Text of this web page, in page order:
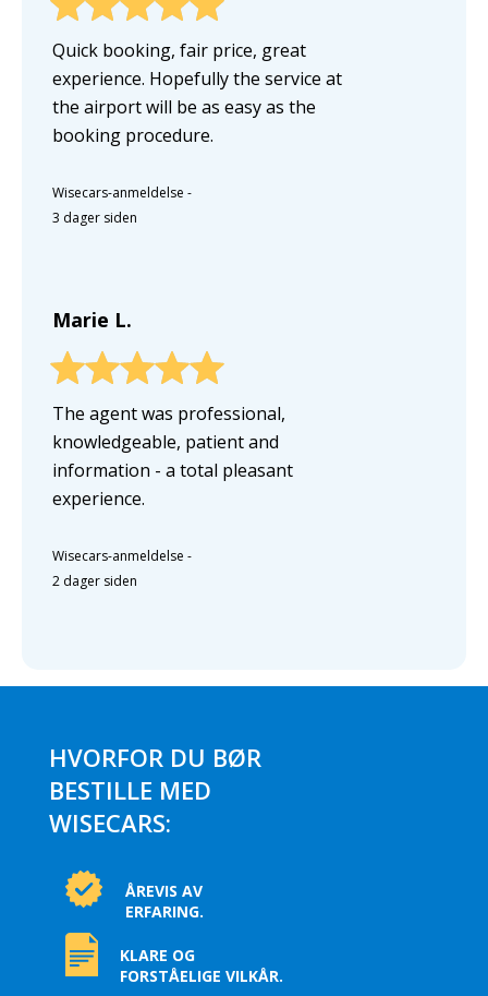
Quick booking, fair price, great
experience. Hopefully the service at
the airport will be as easy as the
booking procedure.
Wisecars-anmeldelse -
3 dager siden
Marie L.
The agent was professional,
knowledgeable, patient and
information - a total pleasant
experience.
Wisecars-anmeldelse -
2 dager siden
HVORFOR DU BØR
BESTILLE MED
WISECARS:
ÅREVIS AV
ERFARING.
KLARE OG
FORSTÅELIGE VILKÅR.